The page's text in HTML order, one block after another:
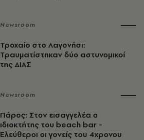
Newsroom
Τροχαίο στο Λαγονήσι:
Τραυματίστηκαν δύο αστυνομικοί
της ΔΙΑΣ
Newsroom
Πάρος: Στον εισαγγελέα ο
ιδιοκτήτης του beach bar -
Ελεύθεροι οι γονείς του 4χρονου